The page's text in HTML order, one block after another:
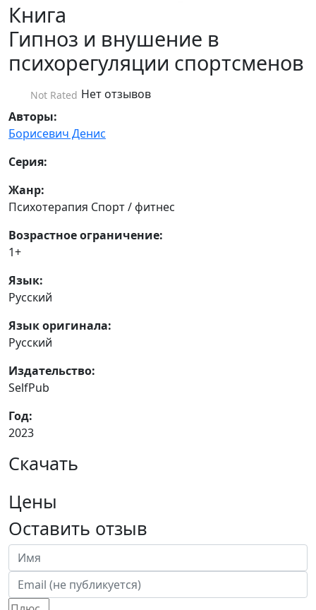
Книга
Гипноз и внушение в
психорегуляции спортсменов
Not Rated Нет отзывов
Авторы:
Борисевич Денис
Серия:
Жанр:
Психотерапия Спорт / фитнес
Возрастное ограничение:
1+
Язык:
Русский
Язык оригинала:
Русский
Издательство:
SelfPub
Год:
2023
Скачать
Цены
Оставить отзыв